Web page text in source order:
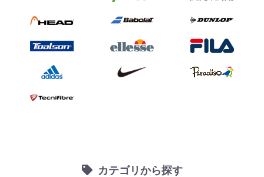
カテゴリから探す